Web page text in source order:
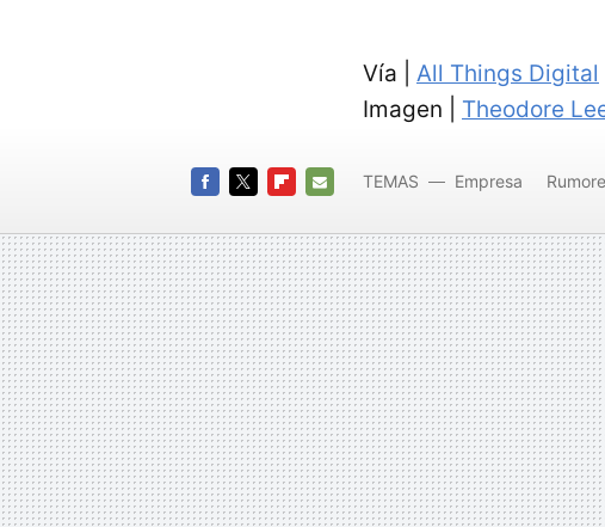
Vía | All Things Digital
Imagen | Theodore
MAIL
TEMAS Empresa